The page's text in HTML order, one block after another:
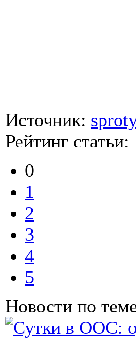
Источник:
Рейтинг статьи:
0
1
2
3
4
5
Новости по